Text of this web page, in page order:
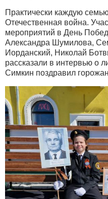
Практически каждую
Отечественная война.
мероприятий в День
Александра Шумилова,
Иорданский, Николай
рассказали в интервью о
Симкин поздравил